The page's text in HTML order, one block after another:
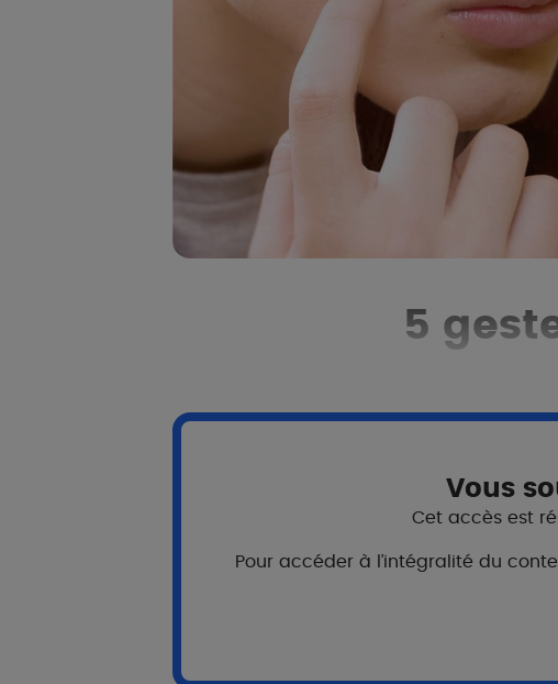
5
Appliquer
Pour obtenir de meilleurs résultats et plus
Traiter l’acné prend du temps (6 mois ou plus),
traitement et les règles d'hygiène sont respectés,
Vous
Cet accès est
Pour accéder à l’intégralité du